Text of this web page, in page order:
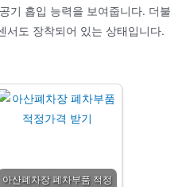
기 흡입 능력을 보여줍니다. 더불
서도 장착되어 있는 상태입니다.
아산폐차장 폐차부품 적정